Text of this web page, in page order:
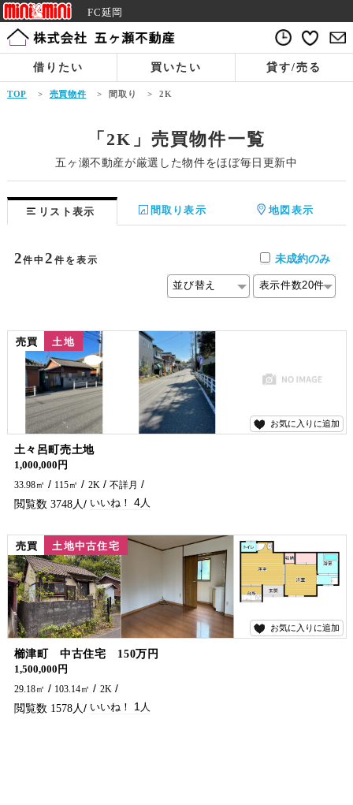
FC延岡
借りたい 買いたい 貸す/売る
TOP > 売買物件 > 間取り > 2K
「2K」売買物件一覧
五ヶ瀬不動産が厳選した物件をほぼ毎日更新中
リスト表示 間取り表示 地図表示
2件中2件を表示 未成約のみ
売買 土地
お気に入りに追加
土々呂町売土地
1,000,000円
33.98㎡
115㎡ 2K 不詳月
3748 4
売買 土地中古住宅
お気に入りに追加
櫛津町 中古住宅 150万円
1,500,000円
29.18㎡
103.14㎡ 2K
1578 1